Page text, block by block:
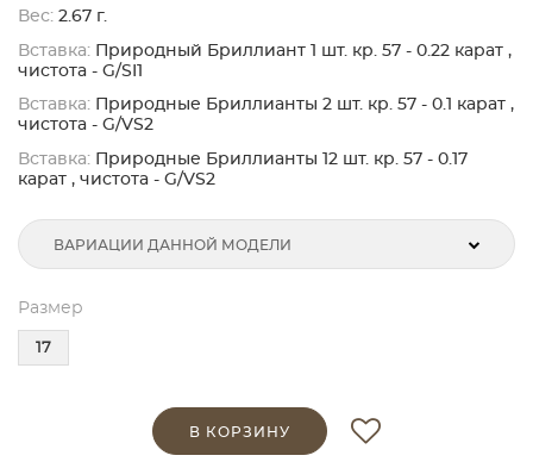
Вес: 2.67 г.
Вставка: Природный Бриллиант 1 шт. кр. 57 - 0.22 карат ,
чистота - G/SI1
Вставка: Природные Бриллианты 2 шт. кр. 57 - 0.1 карат ,
чистота - G/VS2
Вставка: Природные Бриллианты 12 шт. кр. 57 - 0.17
карат , чистота - G/VS2
ВАРИАЦИИ ДАННОЙ МОДЕЛИ
Размер
17
В КОРЗИНУ